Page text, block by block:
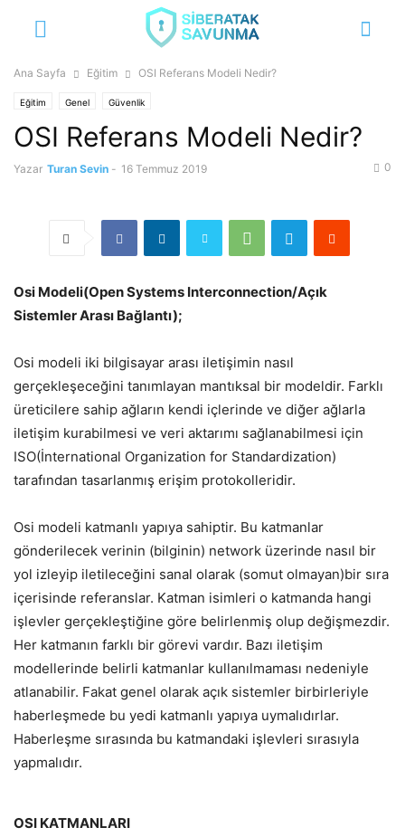
Ana Sayfa Eğitim OSI Referans Modeli Nedir?
Eğitim Genel Güvenlik
OSI Referans Modeli Nedir?
Yazar Turan Sevin - 16 Temmuz 2019 0
Osi Modeli(Open Systems Interconnection/Açık
Sistemler Arası Bağlantı);
Osi modeli iki bilgisayar arası iletişimin nasıl
gerçekleşeceğini tanımlayan mantıksal bir modeldir. Farklı
üreticilere sahip ağların kendi içlerinde ve diğer ağlarla
iletişim kurabilmesi ve veri aktarımı sağlanabilmesi için
ISO(İnternational Organization for Standardization)
tarafından tasarlanmış erişim protokolleridir.
Osi modeli katmanlı yapıya sahiptir. Bu katmanlar
gönderilecek verinin (bilginin) network üzerinde nasıl bir
yol izleyip iletileceğini sanal olarak (somut olmayan)bir sıra
içerisinde referanslar. Katman isimleri o katmanda hangi
işlevler gerçekleştiğine göre belirlenmiş olup değişmezdir.
Her katmanın farklı bir görevi vardır. Bazı iletişim
modellerinde belirli katmanlar kullanılmaması nedeniyle
atlanabilir. Fakat genel olarak açık sistemler birbirleriyle
haberleşmede bu yedi katmanlı yapıya uymalıdırlar.
Haberleşme sırasında bu katmandaki işlevleri sırasıyla
yapmalıdır.
OSI KATMANLARI